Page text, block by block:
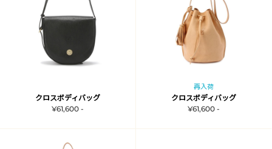
クロスボディバッグ
¥61,600 -
再入荷
クロスボディバッグ
¥61,600 -